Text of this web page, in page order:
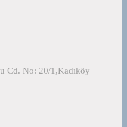
Cd. No: 20/1,Kadıköy